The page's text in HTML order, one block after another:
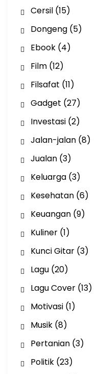
Cersil(15)
Dongeng(5)
Ebook(4)
Film(12)
Filsafat (11)
Gadget (27)
Investasi(2)
Jalan-jalan(8)
Jualan(3)
Keluarga(3)
Kesehatan(6)
Keuangan(9)
Kuliner(1)
Kunci Gitar(3)
Lagu(20)
Lagu Cover(13)
Motivasi(1)
Musik(8)
Pertanian(3)
Politik(23)